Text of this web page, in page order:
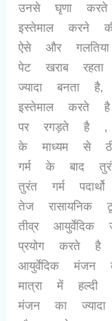
उनसे घृणा
इस्तेमाल
ऐसे और
पेट खराब
ज्यादा बनता
इस्तेमाल करते
पर रगड़ते है ,
के माध्यम से
गर्म के बाद
तुरंत गर्म
तेज
तीव्र
प्रयोग करते है
आयुर्वेदिक मंजन
मात्रा में
मंजन का